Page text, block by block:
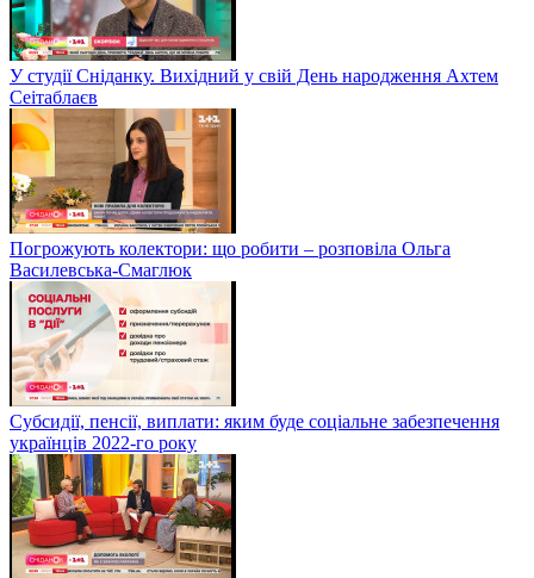
У студії Сніданку. Вихідний у свій День народження Ахтем
Сеітаблаєв
Погрожують колектори: що робити – розповіла Ольга
Василевська-Смаглюк
Субсидії, пенсії, виплати: яким буде соціальне забезпечення
українців 2022-го року